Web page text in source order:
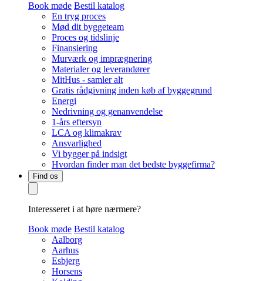
Book møde Bestil katalog
En tryg proces
Mød dit byggeteam
Proces og tidslinje
Finansiering
Murværk og imprægnering
Materialer og leverandører
MitHus - samler alt
Gratis rådgivning inden køb af byggegrund
Energi
Nedrivning og genanvendelse
1-års eftersyn
LCA og klimakrav
Ansvarlighed
Vi bygger på indsigt
Hvordan finder man det bedste byggefirma?
Find os
Interesseret i at høre nærmere?
Book møde Bestil katalog
Aalborg
Aarhus
Esbjerg
Horsens